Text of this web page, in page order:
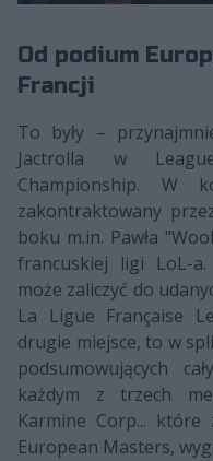
Od podium
Francji
To były –
Jactrolla w
Championship. W
zakontraktowany
boku m.in. Pawła
francuskiej ligi LoL-
może zaliczyć do
La Ligue Française
drugie miejsce, to w
podsumowujących
każdym z trzech
Karmine Corp...
European Masters,